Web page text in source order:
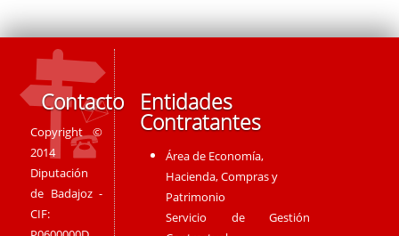
Contacto
Copyright ©
2014
Diputación
de Badajoz -
CIF:
Entidades
Contratantes
Área de Economía,
Hacienda, Compras y
Patrimonio
Servicio de Gestión